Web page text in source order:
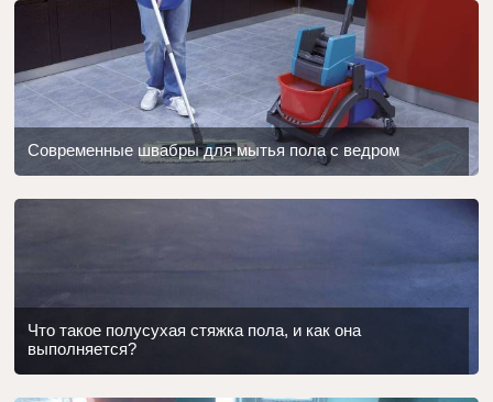
Современные швабры для мытья пола с ведром
Что такое полусухая стяжка пола, и как она
выполняется?